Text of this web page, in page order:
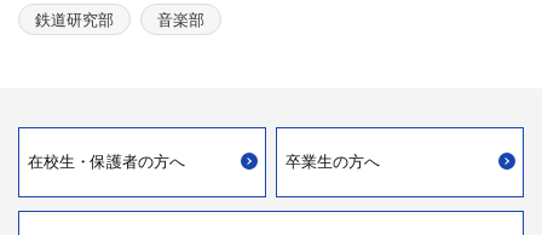
鉄道研究部 音楽部
在校生・保護者の方へ 卒業生の方へ